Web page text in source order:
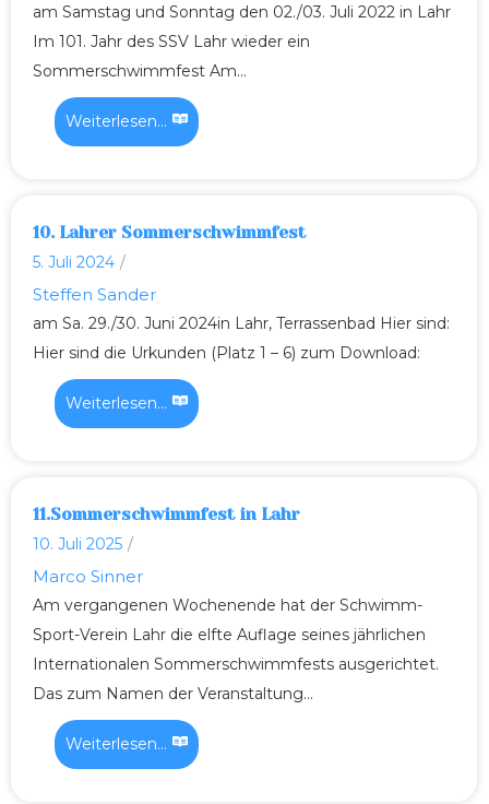
am Samstag und Sonntag den 02./03. Juli 2022 in Lahr
Im 101. Jahr des SSV Lahr wieder ein
Sommerschwimmfest Am...
Weiterlesen...
10. Lahrer Sommerschwimmfest
5. Juli 2024 /
Steffen Sander
am Sa. 29./30. Juni 2024in Lahr, Terrassenbad Hier sind:
Hier sind die Urkunden (Platz 1 – 6) zum Download:
Weiterlesen...
11.Sommerschwimmfest in Lahr
10. Juli 2025 /
Marco Sinner
Am vergangenen Wochenende hat der Schwimm-
Sport-Verein Lahr die elfte Auflage seines jährlichen
Internationalen Sommerschwimmfests ausgerichtet.
Das zum Namen der Veranstaltung...
Weiterlesen...